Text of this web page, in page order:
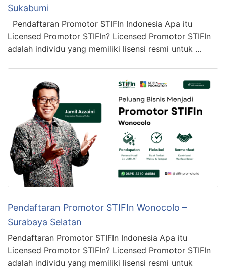
Sukabumi
Pendaftaran Promotor STIFIn Indonesia Apa itu
Licensed Promotor STIFIn? Licensed Promotor STIFIn
adalah individu yang memiliki lisensi resmi untuk …
Pendaftaran Promotor STIFIn Wonocolo –
Surabaya Selatan
Pendaftaran Promotor STIFIn Indonesia Apa itu
Licensed Promotor STIFIn? Licensed Promotor STIFIn
adalah individu yang memiliki lisensi resmi untuk